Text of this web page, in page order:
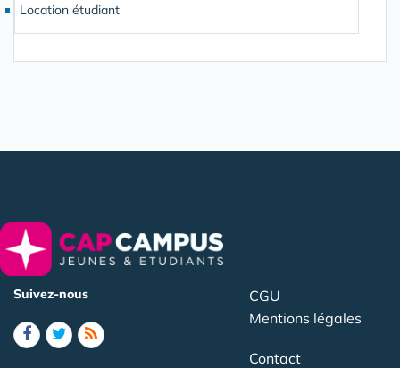
Location étudiant
Suivez-nous
CGU
Mentions légales
Contact